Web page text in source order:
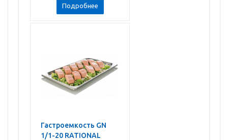
Подробнее
Гастроемкость GN
1/1-20 RATIONAL